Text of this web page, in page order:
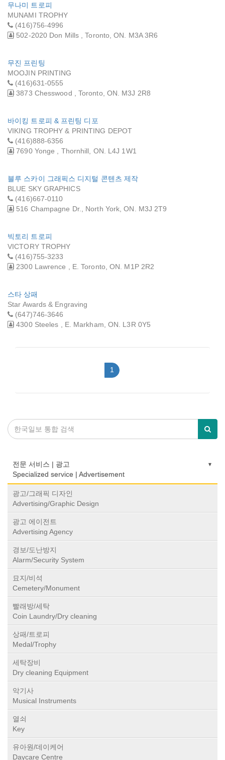
무나미 트로피
MUNAMI TROPHY
(416)756-4996
502-2020 Don Mills , Toronto, ON. M3A 3R6
무진 프린팅
MOOJIN PRINTING
(416)631-0555
3873 Chesswood , Toronto, ON. M3J 2R8
바이킹 트로피 & 프린팅 디포
VIKING TROPHY & PRINTING DEPOT
(416)888-6356
7690 Yonge , Thornhill, ON. L4J 1W1
블루 스카이 그래픽스 디지털 콘텐츠 제작
BLUE SKY GRAPHICS
(416)667-0110
516 Champagne Dr., North York, ON. M3J 2T9
빅토리 트로피
VICTORY TROPHY
(416)755-3233
2300 Lawrence , E. Toronto, ON. M1P 2R2
스타 상패
Star Awards & Engraving
(647)746-3646
4300 Steeles , E. Markham, ON. L3R 0Y5
1
전문 서비스 | 광고
Specialized service | Advertisement
광고/그래픽 디자인
Advertising/Graphic Design
광고 에이전트
Advertising Agency
경보/도난방지
Alarm/Security System
묘지/비석
Cemetery/Monument
빨래방/세탁
Coin Laundry/Dry cleaning
상패/트로피
Medal/Trophy
세탁장비
Dry cleaning Equipment
악기사
Musical Instruments
열쇠
Key
유아원/데이케어
Daycare Centre